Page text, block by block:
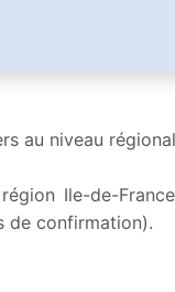
au niveau
Ile-de-
de confirmation).